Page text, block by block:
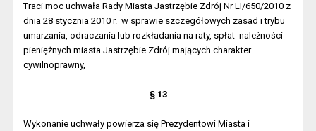
Traci moc uchwała Rady Miasta Jastrzębie Zdrój Nr LI/650/2010 z
dnia 28 stycznia 2010 r. w sprawie szczegółowych zasad i trybu
umarzania, odraczania lub rozkładania na raty, spłat należności
pieniężnych miasta Jastrzębie Zdrój mających charakter
cywilnoprawny,
§ 13
Wykonanie uchwały powierza się Prezydentowi Miasta i